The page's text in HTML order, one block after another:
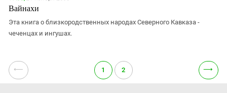
Вайнахи
Эта книга о близкородственных народах Северного Кавказа -
чеченцах и ингушах.
⟵ 1 2 ⟶